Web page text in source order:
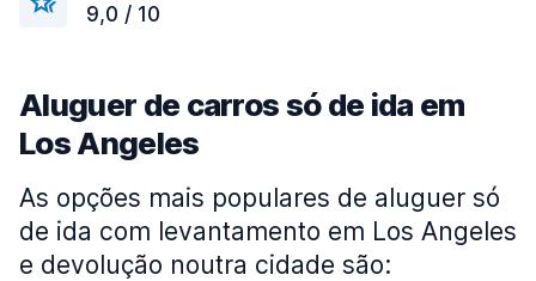
9,0 / 10
Aluguer de carros só de ida em
Los Angeles
As opções mais populares de aluguer só
de ida com levantamento em Los Angeles
e devolução noutra cidade são: